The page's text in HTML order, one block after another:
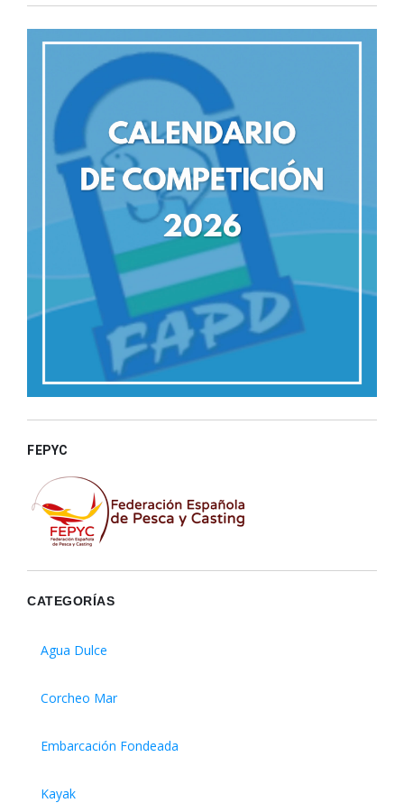
FEPYC
CATEGORÍAS
Agua Dulce
Corcheo Mar
Embarcación Fondeada
Kayak